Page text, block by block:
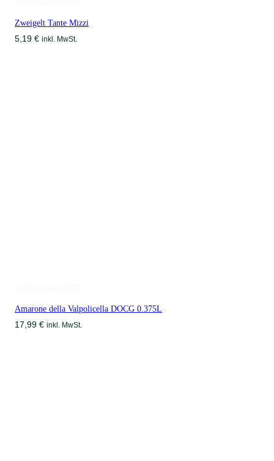
Zweigelt Tante Mizzi
5,19 € inkl. MwSt.
Amarone della Valpolicella DOCG 0.375L
17,99 € inkl. MwSt.